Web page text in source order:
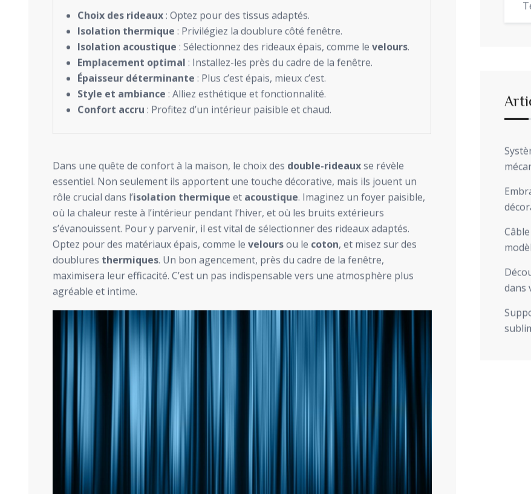
Choix des rideaux: Optez pour des tissus adaptés.
Isolation thermique : Privilégiez la doublure côté fenêtre.
Isolation acoustique : Sélectionnez des rideaux épais, comme le velours.
Emplacement optimal : Installez-les près du cadre de la fenêtre.
Épaisseur déterminante : Plus c’est épais, mieux c’est.
Style et ambiance : Alliez esthétique et fonctionnalité.
Confort accru : Profitez d’un intérieur paisible et chaud.
Dans une quête de confort à la maison, le choix des double-rideauxse révèle
essentiel. Non seulement ils apportent une touche décorative, mais ils jouent un
rôle crucial dans l’isolation thermique et acoustique. Imaginez un foyer paisible,
où la chaleur reste à l’intérieur pendant l’hiver, et où les bruits extérieurs
s’évanouissent. Pour y parvenir, il est vital de sélectionner des rideaux adaptés.
Optez pour des matériaux épais, comme le veloursou le coton, et misez sur des
doublures thermiques. Un bon agencement, près du cadre de la fenêtre,
maximisera leur efficacité. C’est un pas indispensable vers une atmosphère plus
agréable et intime.
dans